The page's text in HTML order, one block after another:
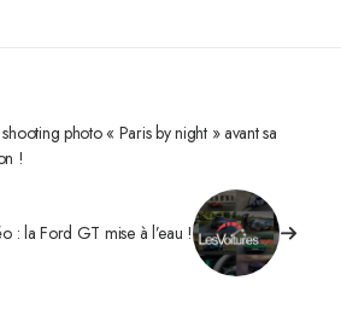
photo « Paris by night » avant sa
!
: la Ford GT mise à l’eau !